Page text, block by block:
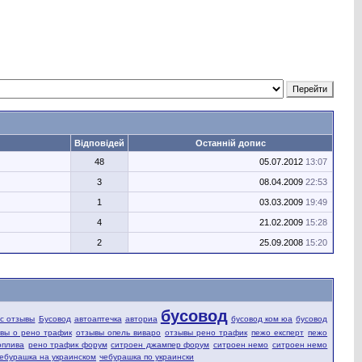
Відповідей
Останній допис
48
05.07.2012 13:07
3 08.04.2009 22:53
1 03.03.2009 19:49
4 21.02.2009 15:28
2 25.09.2008 15:20
отзывы Бусовод автоаптечка авториа бусовод бусовод ком юа бусовод
о рено трафик отзывы опель виваро отзывы рено трафик пежо експерт пежо
рено трафик форум ситроен джампер форум ситроен немо ситроен немо
на украинском чебурашка по украински